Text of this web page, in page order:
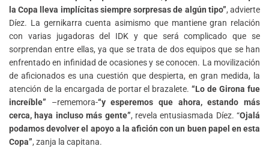
la Copa lleva implícitas siempre sorpresas de algún tipo”, advierte
Díez. La gernikarra cuenta asimismo que mantiene gran relación
con varias jugadoras del IDK y que será complicado que se
sorprendan entre ellas, ya que se trata de dos equipos que se han
enfrentado en infinidad de ocasiones y se conocen. La movilización
de aficionados es una cuestión que despierta, en gran medida, la
atención de la encargada de portar el brazalete.“Lo de Girona fue
increíble” –rememora-“y esperemos que ahora, estando más
cerca, haya incluso más gente”, revela entusiasmada Díez. “Ojalá
podamos devolver el apoyo a la afición con un buen papel en esta
Copa”, zanja la capitana.